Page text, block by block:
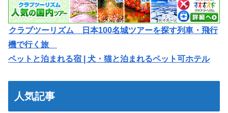
クラブツーリズム 日本100名城ツアーを探す列車・飛行
機で行く旅
ペットと泊まれる宿 | 犬・猫と泊まれるペット可ホテル
人気記事